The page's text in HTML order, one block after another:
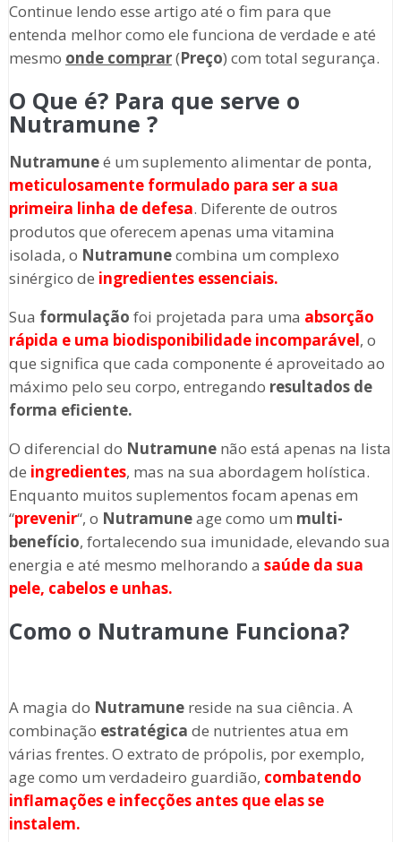
Continue lendo esse artigo até o fim para que
entenda melhor como ele funciona de verdade e até
mesmo onde comprar(Preço) com total segurança.
O Que é? Para que serve o
Nutramune ?
Nutramuneé um suplemento alimentar de ponta,
meticulosamente formulado para ser a sua
primeira linha de defesa. Diferente de outros
produtos que oferecem apenas uma vitamina
isolada, o Nutramunecombina um complexo
sinérgico de ingredientes essenciais.
Sua formulação foi projetada para uma absorção
rápida e uma biodisponibilidade incomparável, o
que significa que cada componente é aproveitado ao
máximo pelo seu corpo, entregando resultados de
forma eficiente.
O diferencial do Nutramunenão está apenas na lista
de ingredientes, mas na sua abordagem holística.
Enquanto muitos suplementos focam apenas em
“prevenir“, o Nutramuneage como um multi-
benefício, fortalecendo sua imunidade, elevando sua
energia e até mesmo melhorando a saúde da sua
pele, cabelos e unhas.
Como o Nutramune Funciona?
A magia do Nutramunereside na sua ciência. A
combinação estratégica de nutrientes atua em
várias frentes. O extrato de própolis, por exemplo,
age como um verdadeiro guardião, combatendo
inflamações e infecções antes que elas se
instalem.